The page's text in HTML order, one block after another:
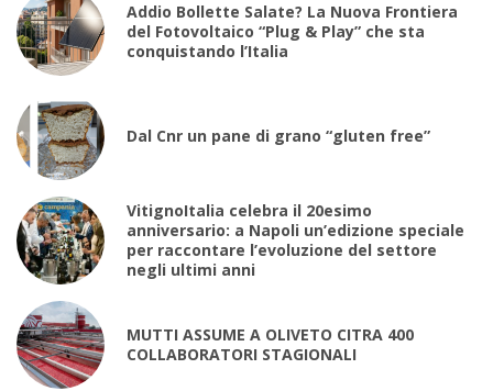
Addio Bollette Salate? La Nuova Frontiera
del Fotovoltaico “Plug & Play” che sta
conquistando l’Italia
Dal Cnr un pane di grano “gluten free”
VitignoItalia celebra il 20esimo
anniversario: a Napoli un’edizione speciale
per raccontare l’evoluzione del settore
negli ultimi anni
MUTTI ASSUME A OLIVETO CITRA 400
COLLABORATORI STAGIONALI